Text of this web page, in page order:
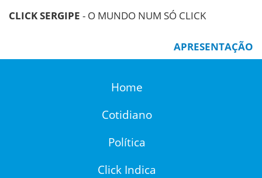
CLICK SERGIPE - O MUNDO NUM SÓ CLICK
APRESENTAÇÃO
Home
Cotidiano
Política
Click Indica